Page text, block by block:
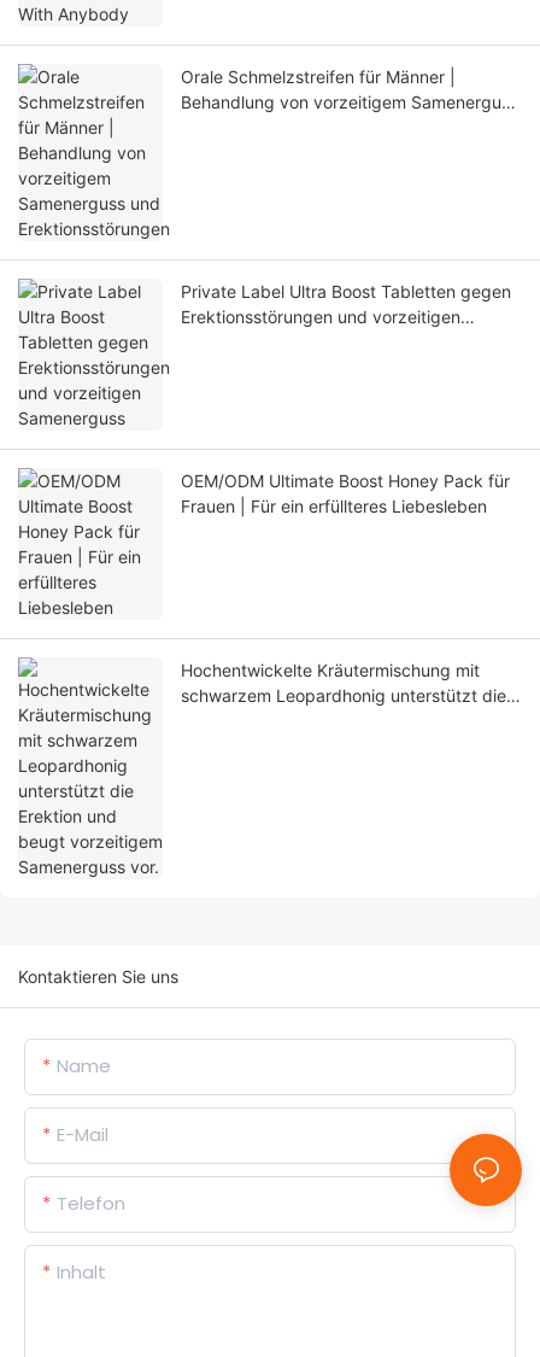
Orale Schmelzstreifen für Männer |
Behandlung von vorzeitigem Samenerguss
Private Label Ultra Boost Tabletten gegen
Erektionsstörungen und vorzeitigen
OEM/ODM Ultimate Boost Honey Pack für
Frauen | Für ein erfüllteres Liebesleben
Hochentwickelte Kräutermischung mit
schwarzem Leopardhonig unterstützt die
Kontaktieren Sie uns
Name
E-Mail
Telefon
Inhalt